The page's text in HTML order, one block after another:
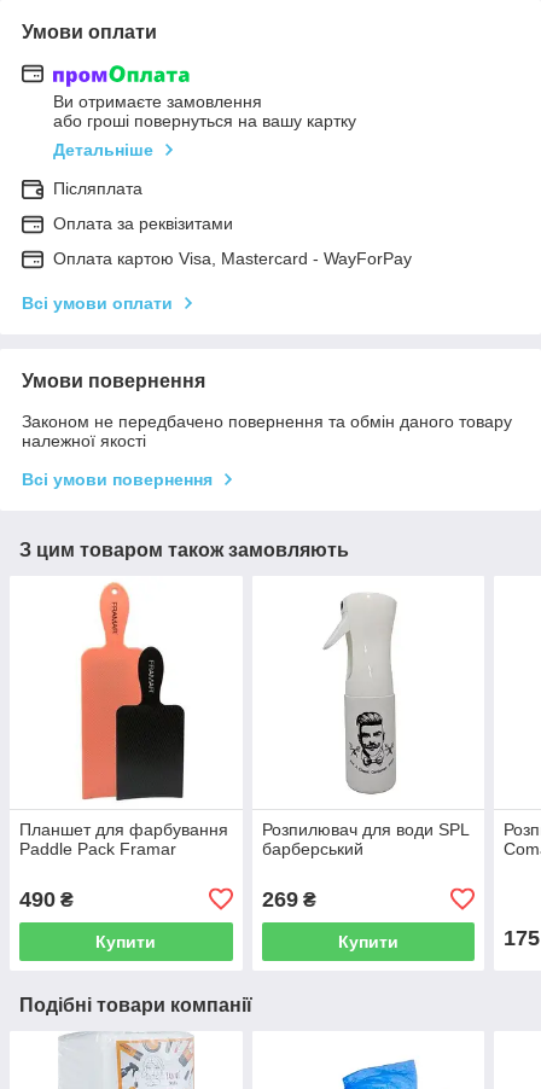
Умови оплати
Ви отримаєте замовлення
або гроші повернуться на вашу картку
Детальніше
Післяплата
Оплата за реквізитами
Оплата картою Visa, Mastercard - WayForPay
Всі умови оплати
Умови повернення
Законом не передбачено повернення та обмін даного товару
належної якості
Всі умови повернення
З цим товаром також замовляють
Планшет для фарбування
Paddle Pack Framar
490 ₴
Купити
Розпилювач для води SPL
барберський
269₴
Купити
Подібні товари компанії